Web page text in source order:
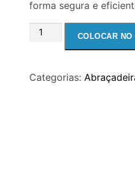
forma segura e
ABRAÇADEIRA
E
COLOCAR NO
Categorias: